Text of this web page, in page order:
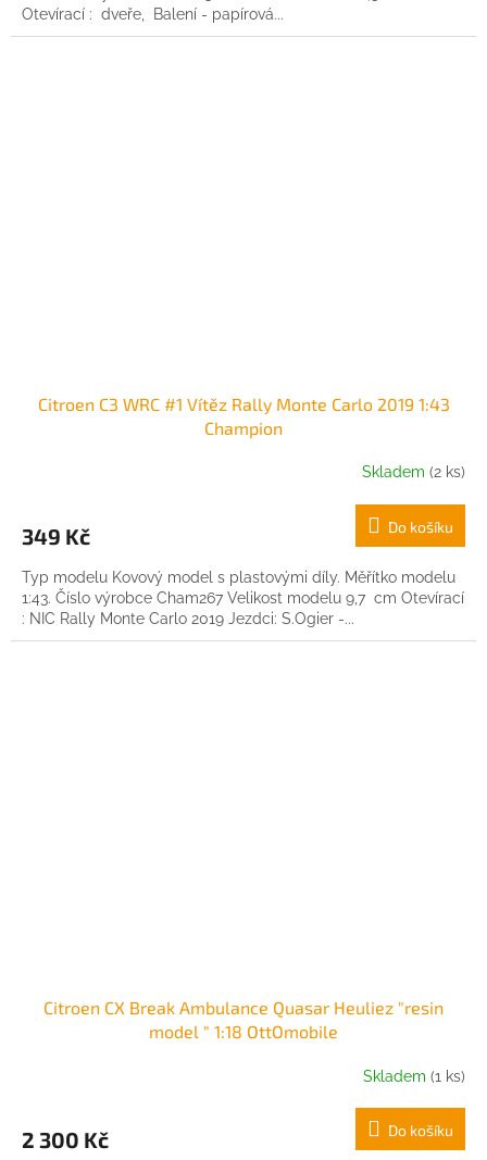
Otevírací : dveře, Balení - papírová...
Citroen C3 WRC #1 Vítěz Rally Monte Carlo 2019 1:43
Champion
Skladem (2 ks)
349 Kč Do košíku
Typ modelu Kovový model s plastovými díly. Měřítko modelu
1:43. Číslo výrobce Cham267 Velikost modelu 9,7 cm Otevírací
: NIC Rally Monte Carlo 2019 Jezdci: S.Ogier -...
Citroen CX Break Ambulance Quasar Heuliez "resin
model " 1:18 OttOmobile
Skladem (1 ks)
2 300 Kč Do košíku